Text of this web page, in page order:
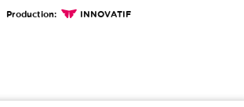
Production:
INNOVATIF